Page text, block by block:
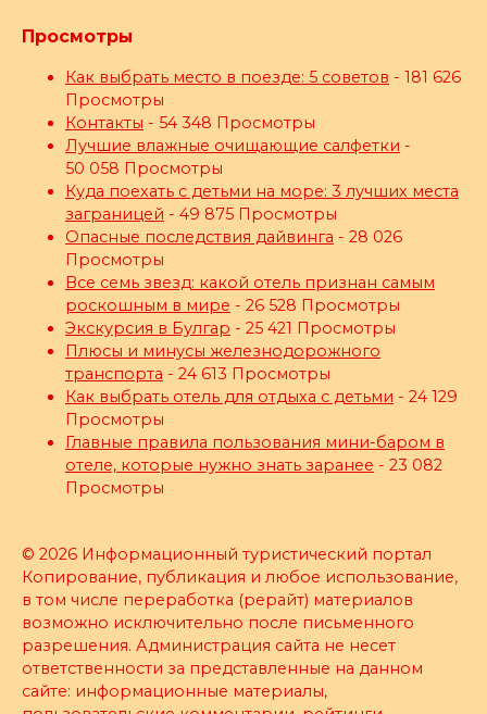
Просмотры
Как выбрать место в поезде: 5 советов - 181 626
Просмотры
Контакты - 54 348 Просмотры
Лучшие влажные очищающие салфетки -
50 058 Просмотры
Куда поехать с детьми на море: 3 лучших места
заграницей - 49 875 Просмотры
Опасные последствия дайвинга - 28 026
Просмотры
Все семь звезд: какой отель признан самым
роскошным в мире - 26 528 Просмотры
Экскурсия в Булгар - 25 421 Просмотры
Плюсы и минусы железнодорожного
транспорта - 24 613 Просмотры
Как выбрать отель для отдыха с детьми - 24 129
Просмотры
Главные правила пользования мини-баром в
отеле, которые нужно знать заранее - 23 082
Просмотры
© 2026 Информационный туристический портал
Копирование, публикация и любое использование,
в том числе переработка (рерайт) материалов
возможно исключительно после письменного
разрешения. Администрация сайта не несет
ответственности за представленные на данном
сайте: информационные материалы,